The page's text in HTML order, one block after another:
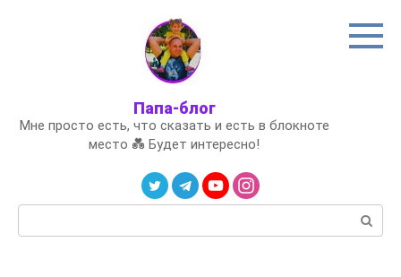
Папа-блог
Мне просто есть, что сказать и есть в блокноте
место 💑 Будет интересно!